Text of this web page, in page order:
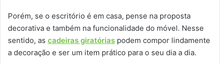
Porém, se o escritório é em casa, pense na proposta
decorativa e também na funcionalidade do móvel. Nesse
sentido, as cadeiras giratórias podem compor lindamente
a decoração e ser um item prático para o seu dia a dia.